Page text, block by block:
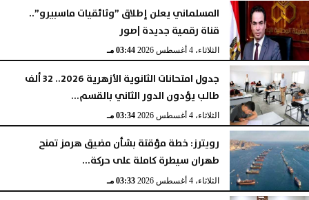
المسلماني يعلن إطلاق ”وثائقيات ماسبيرو”..
قناة رقمية جديدة |صور
الثلاثاء، 4 أغسطس 2026 03:44 مـ
جدول امتحانات الثانوية الأزهرية 2026.. 32 ألف
طالب يؤدون الدور الثاني بالقسم...
الثلاثاء، 4 أغسطس 2026 03:34 مـ
رويترز: خطة مؤقتة بشأن مضيق هرمز تمنح
طهران سيطرة كاملة على حركة...
الثلاثاء، 4 أغسطس 2026 03:33 مـ